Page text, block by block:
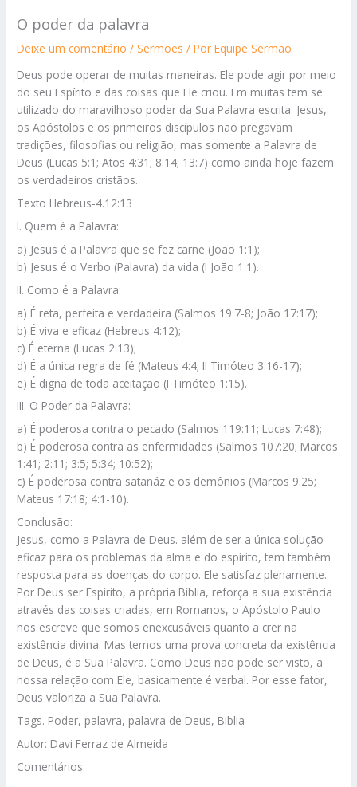
O poder da palavra
Deixe um comentário /Sermões / PorEquipe Sermão
Deus pode operar de muitas maneiras. Ele pode agir por meio
do seu Espírito e das coisas que Ele criou. Em muitas tem se
utilizado do maravilhoso poder da Sua Palavra escrita. Jesus,
os Apóstolos e os primeiros discípulos não pregavam
tradições, filosofias ou religião, mas somente a Palavra de
Deus (Lucas 5:1; Atos 4:31; 8:14; 13:7) como ainda hoje fazem
os verdadeiros cristãos.
Texto Hebreus-4.12:13
I. Quem é a Palavra:
a) Jesus é a Palavra que se fez carne (João 1:1);
b) Jesus é o Verbo (Palavra) da vida (I João 1:1).
II. Como é a Palavra:
a) É reta, perfeita e verdadeira (Salmos 19:7-8; João 17:17);
b) É viva e eficaz (Hebreus 4:12);
c) É eterna (Lucas 2:13);
d) É a única regra de fé (Mateus 4:4; II Timóteo 3:16-17);
e) É digna de toda aceitação (I Timóteo 1:15).
III. O Poder da Palavra:
a) É poderosa contra o pecado (Salmos 119:11; Lucas 7:48);
b) É poderosa contra as enfermidades (Salmos 107:20; Marcos
1:41; 2:11; 3:5; 5:34; 10:52);
c) É poderosa contra satanáz e os demônios (Marcos 9:25;
Mateus 17:18; 4:1-10).
Conclusão:
Jesus, como a Palavra de Deus. além de ser a única solução
eficaz para os problemas da alma e do espírito, tem também
resposta para as doenças do corpo. Ele satisfaz plenamente.
Por Deus ser Espírito, a própria Bíblia, reforça a sua existência
através das coisas criadas, em Romanos, o Apóstolo Paulo
nos escreve que somos enexcusáveis quanto a crer na
existência divina. Mas temos uma prova concreta da existência
de Deus, é a Sua Palavra. Como Deus não pode ser visto, a
nossa relação com Ele, basicamente é verbal. Por esse fator,
Deus valoriza a Sua Palavra.
Tags. Poder, palavra, palavra de Deus, Biblia
Autor: Davi Ferraz de Almeida
Comentários